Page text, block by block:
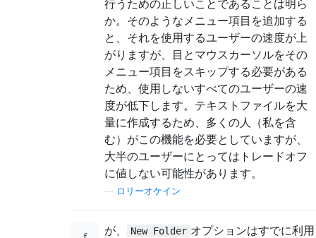
行うための正しいことであることは明ら
か。そのようなメニュー項目を追加する
と、それを使用するユーザーの速度が上
がりますが、目とマウスカーソルをその
メニュー項目をスキップする必要がある
ため、使用しないすべてのユーザーの速
度が低下します。テキストファイルを大
量に作成するため、多くの人（私を含
む）がこの機能を必要としていますが、
大半のユーザーにとってはトレードオフ
に値しない可能性があります。
ロリーオケイン
が、 New Folder オプションはすでに利用